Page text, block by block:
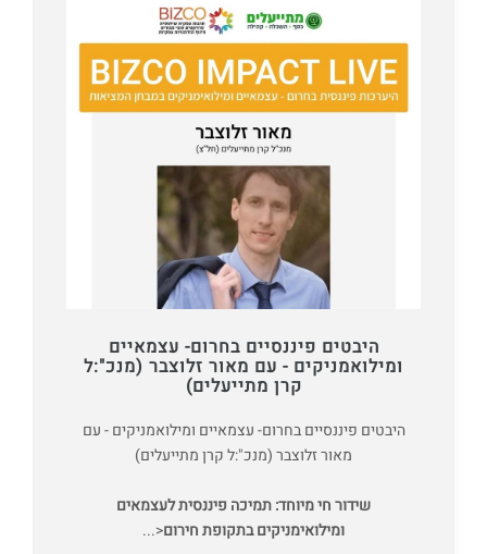
היבטים פיננסיים בחרום- עצמאיים
ומילואמניקים - עם מאור זלוצבר (מנכ":ל
קרן מתייעלים)
היבטים פיננסיים בחרום- עצמאיים ומילואמניקים - עם
מאור זלוצבר (מנכ":ל קרן מתייעלים)
שידור חי מיוחד: תמיכה פיננסית לעצמאים
ומילואימניקים בתקופת חירום<...